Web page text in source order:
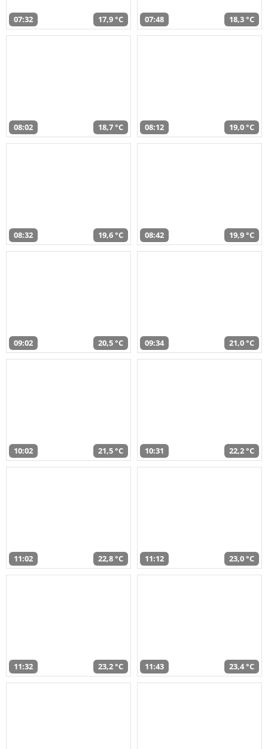
07:32 17,9 °C 07:48 18,3 °C
08:02 18,7 °C 08:12 19,0 °C
08:32 19,6 °C 08:42 19,9 °C
09:02 20,5 °C 09:34 21,0 °C
10:02 21,5 °C 10:31 22,2 °C
11:02 22,8 °C 11:12 23,0 °C
11:32 23,2 °C 11:43 23,4 °C